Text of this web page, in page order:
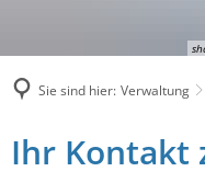
Sie sind hier: Verwaltung
Ihr Kontakt